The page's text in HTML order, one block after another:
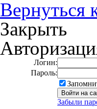
Вернуться
Закрыть
Логин:
Пароль:
Забыли